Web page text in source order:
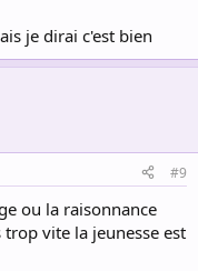
je dirai c'est bien
#9
ou la raisonnance
vite la jeunesse est